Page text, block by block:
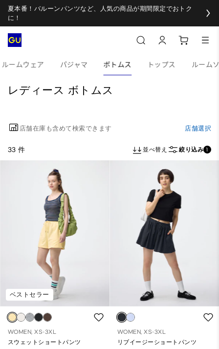
夏本番！バルーンパンツなど、人気の商品が期間限定でおトク
に！
ルームウェア パジャマ ボトムス トップス ルーム
レディース ボトムス
店舗在庫も含めて検索できます 店舗選択
33 件 並べ替え 絞り込み 1
ベストセラー
WOMEN, XS-3XL
スウェットショートパンツ
WOMEN, XS-3XL
リブイージーショートパンツ